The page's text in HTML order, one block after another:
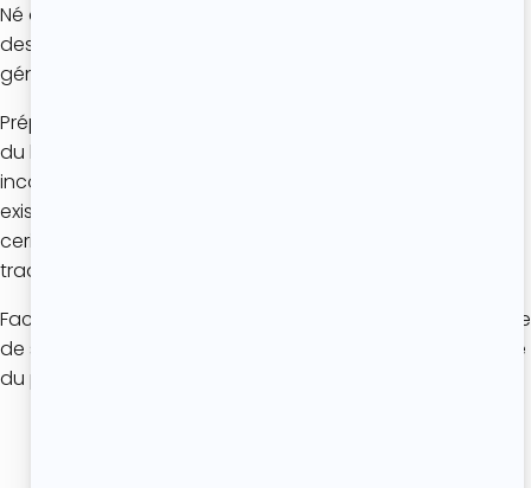
Né dans les campagnes du Limousin, le clafoutis est un
dessert traditionnel français qui a traversé les
générations grâce à sa simplicité et à sa gourmandise.
Préparé à l’origine avec des cerises entières, des œufs,
du lait, de la farine et du sucre, il est devenu un
incontournable de l’été. Si de nombreuses variantes
existent aujourd’hui, le véritable clafoutis reste celui aux
cerises, tandis que les versions aux autres fruits portent
traditionnellement le nom de
Facile, économique et indémodable, le clafoutis continue
de séduire les amateurs de desserts maison et fait partie
du patrimoine culinaire français.